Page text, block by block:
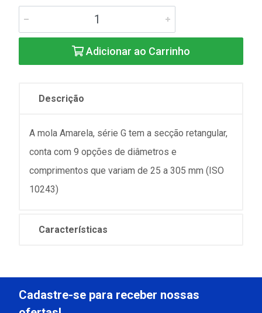
Adicionar ao Carrinho
Descrição
A mola Amarela, série G tem a secção retangular,
conta com 9 opções de diâmetros e
comprimentos que variam de 25 a 305 mm (ISO
10243)
Características
Cadastre-se para receber nossas